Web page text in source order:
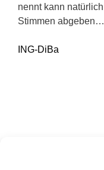
nennt kann
Stimmen abgeben…
ING-DiBa